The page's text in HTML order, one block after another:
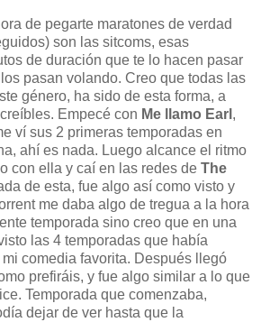
de pegarte maratones de verdad
son las sitcoms, esas
de duración que te lo hacen pasar
pasan volando. Creo que todas las
género, ha sido de esta forma, a
Empecé con Me llamo Earl ,
ví sus 2 primeras temporadas en
ahí es nada. Luego alcance el ritmo
con ella y caí en las redes de The
de esta, fue algo así como visto y
me daba algo de tregua a la hora
temporada sino creo que en una
las 4 temporadas que había
comedia favorita. Después llegó
prefiráis, y fue algo similar a lo que
Temporada que comenzaba,
dejar de ver hasta que la